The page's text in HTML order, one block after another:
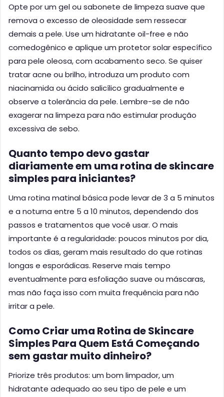
Opte por um gel ou sabonete de limpeza suave que
remova o excesso de oleosidade sem ressecar
demais a pele. Use um hidratante oil-free e não
comedogênico e aplique um protetor solar específico
para pele oleosa, com acabamento seco. Se quiser
tratar acne ou brilho, introduza um produto com
niacinamida ou ácido salicílico gradualmente e
observe a tolerância da pele. Lembre-se de não
exagerar na limpeza para não estimular produção
excessiva de sebo.
Quanto tempo devo gastar
diariamente em uma rotina de skincare
simples para iniciantes?
Uma rotina matinal básica pode levar de 3 a 5 minutos
e a noturna entre 5 a 10 minutos, dependendo dos
passos e tratamentos que você usar. O mais
importante é a regularidade: poucos minutos por dia,
todos os dias, geram mais resultado do que rotinas
longas e esporádicas. Reserve mais tempo
eventualmente para esfoliação suave ou máscaras,
mas não faça isso com muita frequência para não
irritar a pele.
Como Criar uma Rotina de Skincare
Simples Para Quem Está Começando
sem gastar muito dinheiro?
Priorize três produtos: um bom limpador, um
hidratante adequado ao seu tipo de pele e um